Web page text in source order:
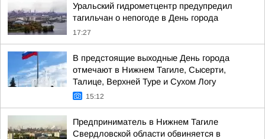
Уральский гидрометцентр предупредил
тагильчан о непогоде в День города
17:27
В предстоящие выходные День города
отмечают в Нижнем Тагиле, Сысерти,
Талице, Верхней Туре и Сухом Логу
15:12
Предприниматель в Нижнем Тагиле
Свердловской области обвиняется в